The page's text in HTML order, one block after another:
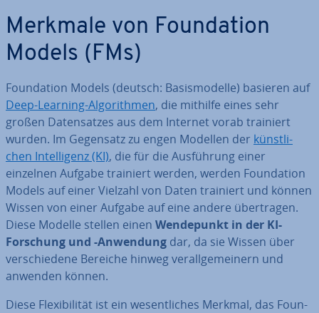
Merkmale von Foun­da­ti­on
Models (FMs)
Foun­da­ti­on Models (deutsch: Ba­sis­mo­del­le) basieren auf
Deep-Learning-Al­go­rith­men, die mithilfe eines sehr
großen Da­ten­sat­zes aus dem Internet vorab trainiert
wurden. Im Gegensatz zu engen Modellen der künst­li­
chen In­tel­li­genz (KI), die für die Aus­füh­rung einer
einzelnen Aufgabe trainiert werden, werden Foun­da­ti­on
Models auf einer Vielzahl von Daten trainiert und können
Wissen von einer Aufgabe auf eine andere über­tra­gen.
Diese Modelle stellen einen Wen­de­punkt in der KI-
Forschung und -Anwendung dar, da sie Wissen über
ver­schie­de­ne Bereiche hinweg ver­all­ge­mei­nern und
anwenden können.
Diese Fle­xi­bi­li­tät ist ein we­sent­li­ches Merkmal, das Foun­